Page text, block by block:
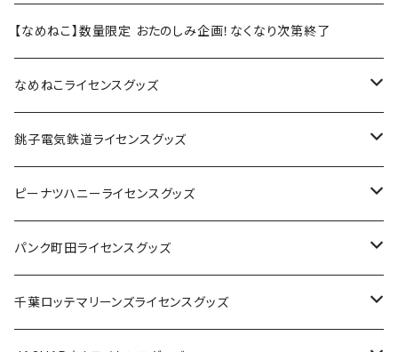
【なめねこ】数量限定 おたのしみ企画！なくなり次第終了
なめねこライセンスグッズ
Tシャツ
キャップ
ステッカー
缶バッジ
銚子電気鉄道ライセンスグッズ
ステッカー
缶バッジ
アクリルキーホルダー
ピーナツハニーライセンスグッズ
Tシャツ
キャップ
パンク町田ライセンスグッズ
Tシャツ
千葉ロッテマリーンズライセンスグッズ